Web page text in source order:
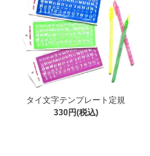
タイ文字テンプレート定規
330円(税込)